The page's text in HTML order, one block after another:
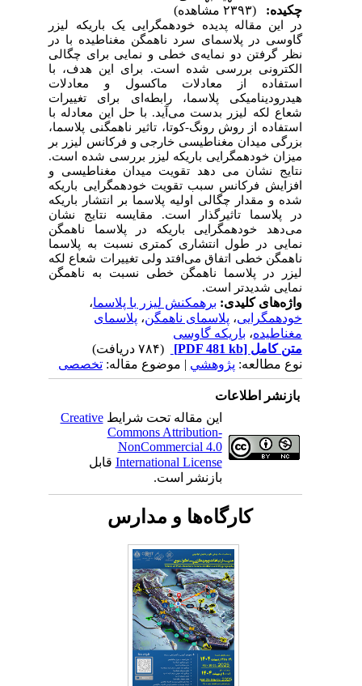
چکیده:
در این مقاله پدیده خودهمگرایی یک باریکه لیزر
گاوسی در پلاسمای سرد ناهمگن مغناطیده با در
نظر گرفتن دو نمایه‌ی خطی و نمایی برای چگالی
الکترونی بررسی شده است. برای این هدف، با
استفاده از معادلات ماکسول و معادلات
هیدرودینامیکی پلاسما، رابطه‌ای برای تغییرات
شعاع لکه لیزر بدست می‌آید. با حل این معادله با
استفاده از روش رونگ-کوتا، تاثیر ناهمگنی پلاسما،
بزرگی میدان مغناطیسی خارجی و فرکانس لیزر بر
میزان خودهمگرایی باریکه لیزر بررسی شده است.
نتایج نشان می دهد تقویت میدان مغناطیسی و
افزایش فرکانس سبب تقویت خودهمگرایی باریکه
شده و مقدار چگالی اولیه پلاسما بر انتشار باریکه
در پلاسما تاثیرگذار است. مقایسه نتایج نشان
می‌دهد خودهمگرایی باریکه در پلاسما ناهمگن
نمایی در طول انتشاری کمتری نسبت به پلاسما
ناهمگن خطی اتفاق می‌افتد ولی تغییرات شعاع لکه
لیزر در پلاسما ناهمگن خطی نسبت به ناهمگن
نمایی شدیدتر است.
واژه‌های کلیدی:برهمکنش لیزر با پلاسما،
خودهمگرایی،پلاسمای ناهمگن،پلاسمای
مغناطیده،باریکه گاوسی
متن کامل[PDF 481 kb]
نوع مطالعه:پژوهشي| موضوع مقاله:تخصصی
بازنشر اطلاعات
این مقاله تحت شرایطCreative
Commons Attribution-
NonCommercial 4.0
International Licenseقابل
بازنشر است.
کارگاه‌ها و مدارس